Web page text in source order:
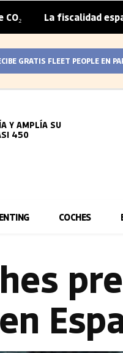
española
GRATIS FLEET PEOPLE EN
Y AMPLÍA SU
450
COCHES